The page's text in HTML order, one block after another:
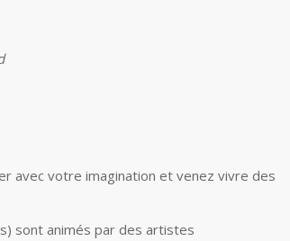
avec votre imagination et venez vivre des
sont animés par des artistes